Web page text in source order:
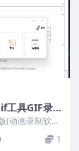
工具GIF录
(动画录制软
GIF录像工具.
1